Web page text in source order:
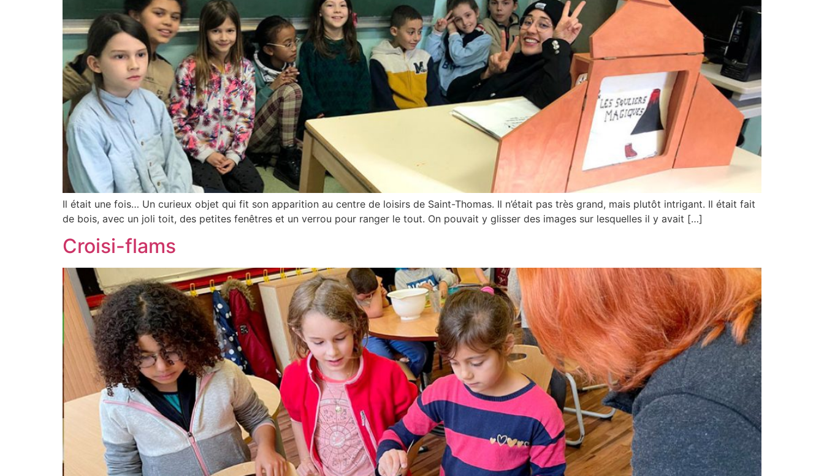
Il était une fois… Un curieux objet qui fit son apparition au centre de loisirs de Saint-Thomas. Il n’était pas très grand, mais plutôt intrigant. Il était fait
de bois, avec un joli toit, des petites fenêtres et un verrou pour ranger le tout. On pouvait y glisser des images sur lesquelles il y avait […]
Croisi-flams